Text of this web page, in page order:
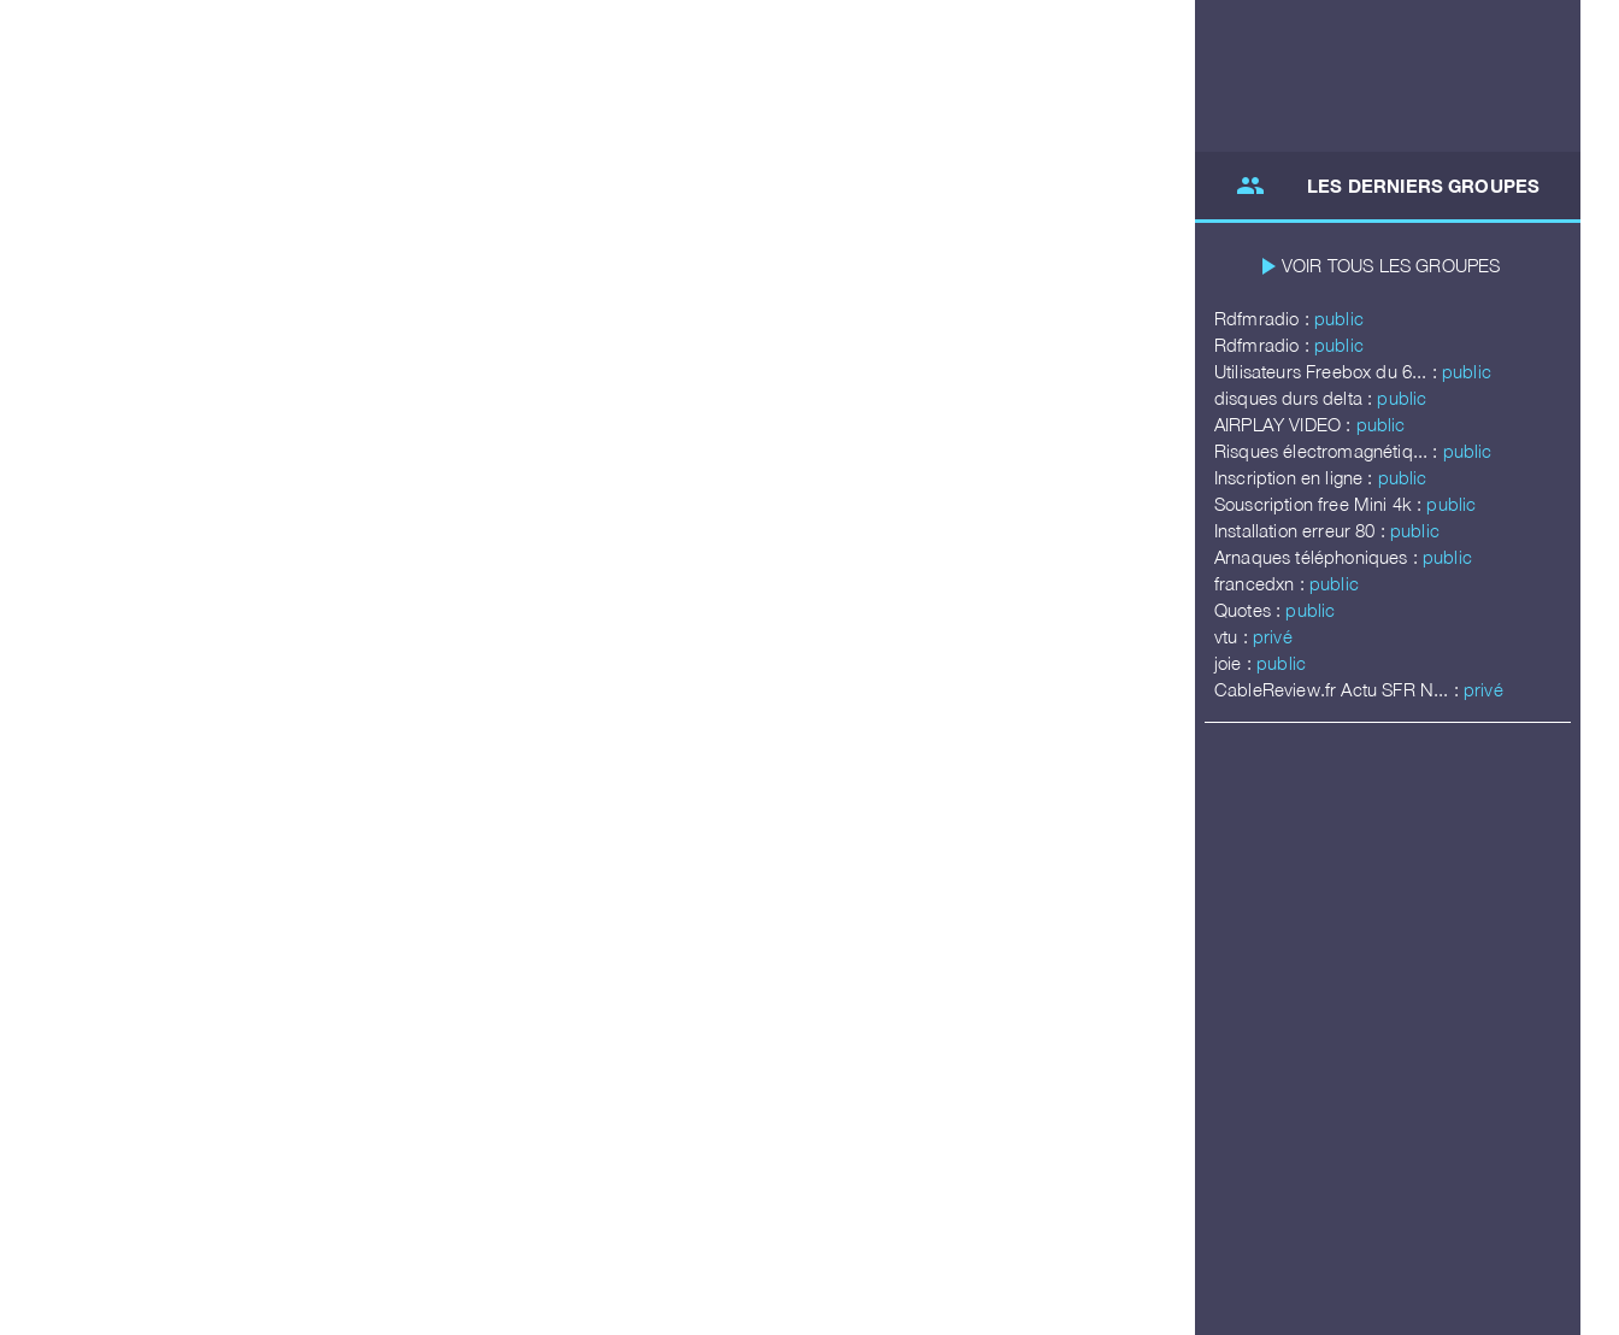
group LES DERNIERS GROUPES
play_arrow VOIR TOUS LES GROUPES
Rdfmradio : public
Rdfmradio : public
Utilisateurs Freebox du 6... : public
disques durs delta : public
AIRPLAY VIDEO : public
Risques électromagnétiq... : public
Inscription en ligne : public
Souscription free Mini 4k : public
Installation erreur 80 : public
Arnaques téléphoniques : public
francedxn : public
Quotes : public
vtu : privé
joie : public
CableReview.fr Actu SFR N... : privé